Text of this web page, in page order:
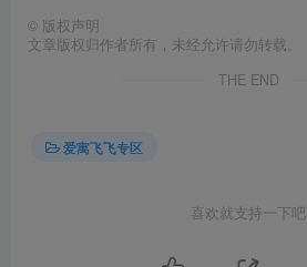
© 版权声明
文章版权归作者所有，未经允许请勿转载。
THE END
爱寓飞飞专区
喜欢就支持一下吧